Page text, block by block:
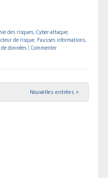
des risques, Cyber-attaque,
de risque, Fausses informations,
données Commenter
Nouvelles entrées »